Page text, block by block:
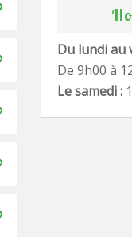
Du lundi au
De 9h00 à
Le samedi :